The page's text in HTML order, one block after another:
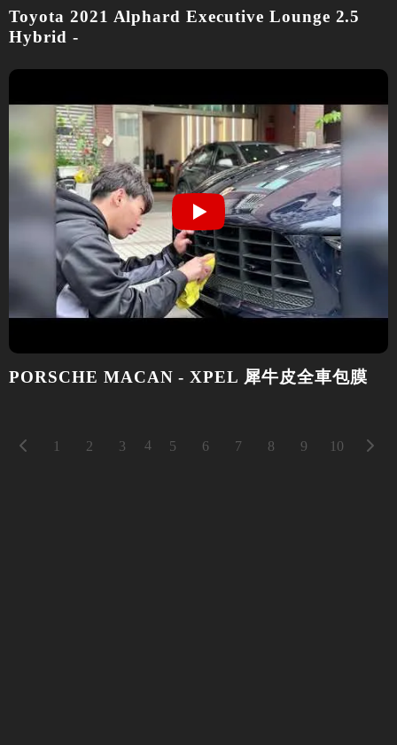
Toyota 2021 Alphard Executive Lounge 2.5
Hybrid -
PORSCHE MACAN - XPEL 犀牛皮全車包膜
1 2 3 4 5 6 7 8 9 10